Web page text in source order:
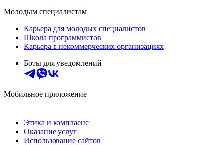
Молодым специалистам
Карьера для молодых специалистов
Школа программистов
Карьера в некоммерческих организациях
Боты для уведомлений
Мобильное приложение
Этика и комплаенс
Оказание услуг
Использование сайтов